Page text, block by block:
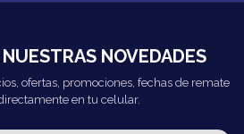
NOVEDADES
ofertas, promociones, fechas de remate
en tu celular.